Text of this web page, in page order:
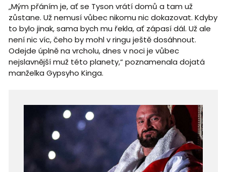
„Mým přáním je, ať se Tyson vrátí domů a tam už
zůstane. Už nemusí vůbec nikomu nic dokazovat. Kdyby
to bylo jinak, sama bych mu řekla, ať zápasí dál. Už ale
není nic víc, čeho by mohl v ringu ještě dosáhnout.
Odejde úplně na vrcholu, dnes v noci je vůbec
nejslavnější muž této planety,“ poznamenala dojatá
manželka Gypsyho Kinga.